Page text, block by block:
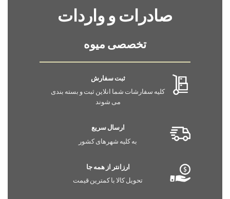
صادرات و واردات
تخصصی میوه
ثبت سفارش
کلیه سفارشات شما انلاین ثبت و بسته بندی
می شوند
ارسال سریع
به کلیه شهرهای کشور
ارزانتر از همه جا
تحویل کالا با کمترین قیمت